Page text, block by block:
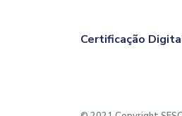
Certificação